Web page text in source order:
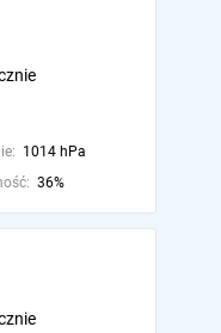
1014 hPa
36%